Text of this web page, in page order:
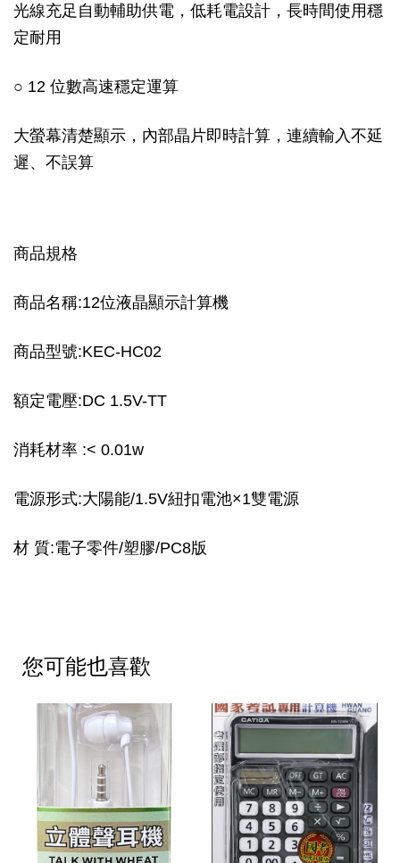
光線充足自動輔助供電，低耗電設計，長時間使用穩
定耐用
○ 12 位數高速穩定運算
大螢幕清楚顯示，內部晶片即時計算，連續輸入不延
遲、不誤算
商品規格
商品名稱:12位液晶顯示計算機
商品型號:KEC-HC02
額定電壓:DC 1.5V-TT
消耗材率 :< 0.01w
電源形式:大陽能/1.5V紐扣電池×1雙電源
材 質:電子零件/塑膠/PC8版
您可能也喜歡